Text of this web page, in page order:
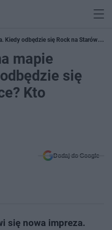
Kiedy odbędzie się Rock na Starówce?
mapie
się
Kto
Dodaj do Google
się nowa impreza.